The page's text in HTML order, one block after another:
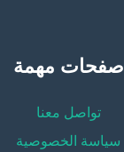
صفحات مهمة
تواصل معنا
سياسة الخصوصية